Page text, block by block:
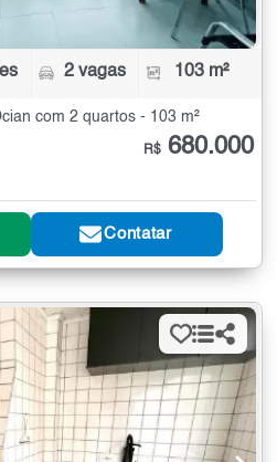
2 vagas 103 m²
com 2 quartos - 103 m²
R$ 680.000
Contatar